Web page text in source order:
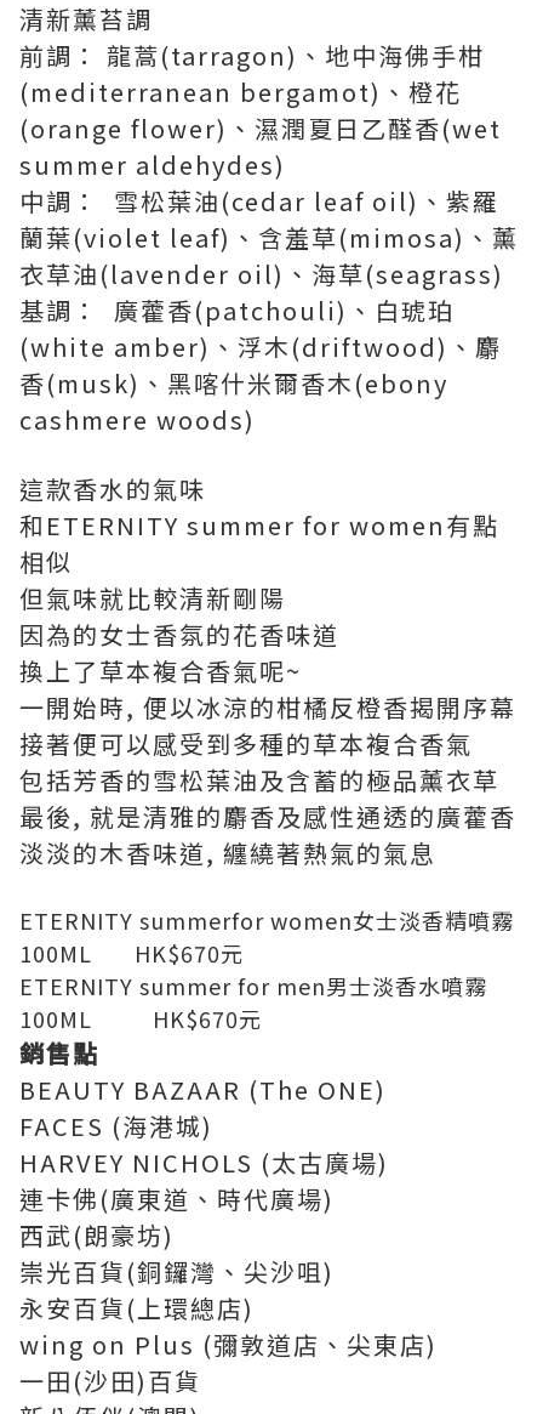
清新薰苔調
前調： 龍蒿(tarragon)、地中海佛手柑
(mediterranean bergamot)、橙花
(orange flower)、濕潤夏日乙醛香(wet
summer aldehydes)
中調： 雪松葉油(cedar leaf oil)、紫羅
蘭葉(violet leaf)、含羞草(mimosa)、薰
衣草油(lavender oil)、海草(seagrass)
基調： 廣藿香(patchouli)、白琥珀
(white amber)、浮木(driftwood)、麝
香(musk)、黑喀什米爾香木(ebony
cashmere woods)
這款香水的氣味
和ETERNITY summer for women有點
相似
但氣味就比較清新剛陽
因為的女士香氛的花香味道
換上了草本複合香氣呢~
一開始時, 便以冰涼的柑橘反橙香揭開序幕
接著便可以感受到多種的草本複合香氣
包括芳香的雪松葉油及含蓄的極品薰衣草
最後, 就是清雅的麝香及感性通透的廣藿香
淡淡的木香味道, 纏繞著熱氣的氣息
ETERNITY summerfor women女士淡香精噴霧
100ML HK$670元
ETERNITY summer for men男士淡香水噴霧
100ML HK$670元
銷售點
BEAUTY BAZAAR (The ONE)
FACES (海港城)
HARVEY NICHOLS (太古廣場)
連卡佛(廣東道、時代廣場)
西武(朗豪坊)
崇光百貨(銅鑼灣、尖沙咀)
永安百貨(上環總店)
wing on Plus (彌敦道店、尖東店)
一田(沙田)百貨